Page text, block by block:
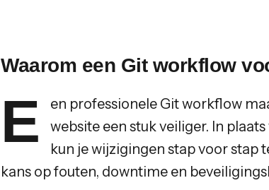
Waarom een Git workflow
E
en professionele Git workflow
website een stuk veiliger. In
kun je wijzigingen stap voor stap
kans op fouten, downtime en